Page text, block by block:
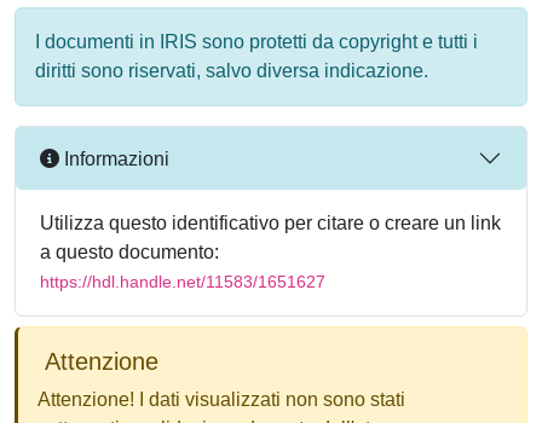
I documenti in IRIS sono protetti da copyright e tutti i
diritti sono riservati, salvo diversa indicazione.
Informazioni
Utilizza questo identificativo per citare o creare un link
a questo documento:
https://hdl.handle.net/11583/1651627
Attenzione
Attenzione! I dati visualizzati non sono stati